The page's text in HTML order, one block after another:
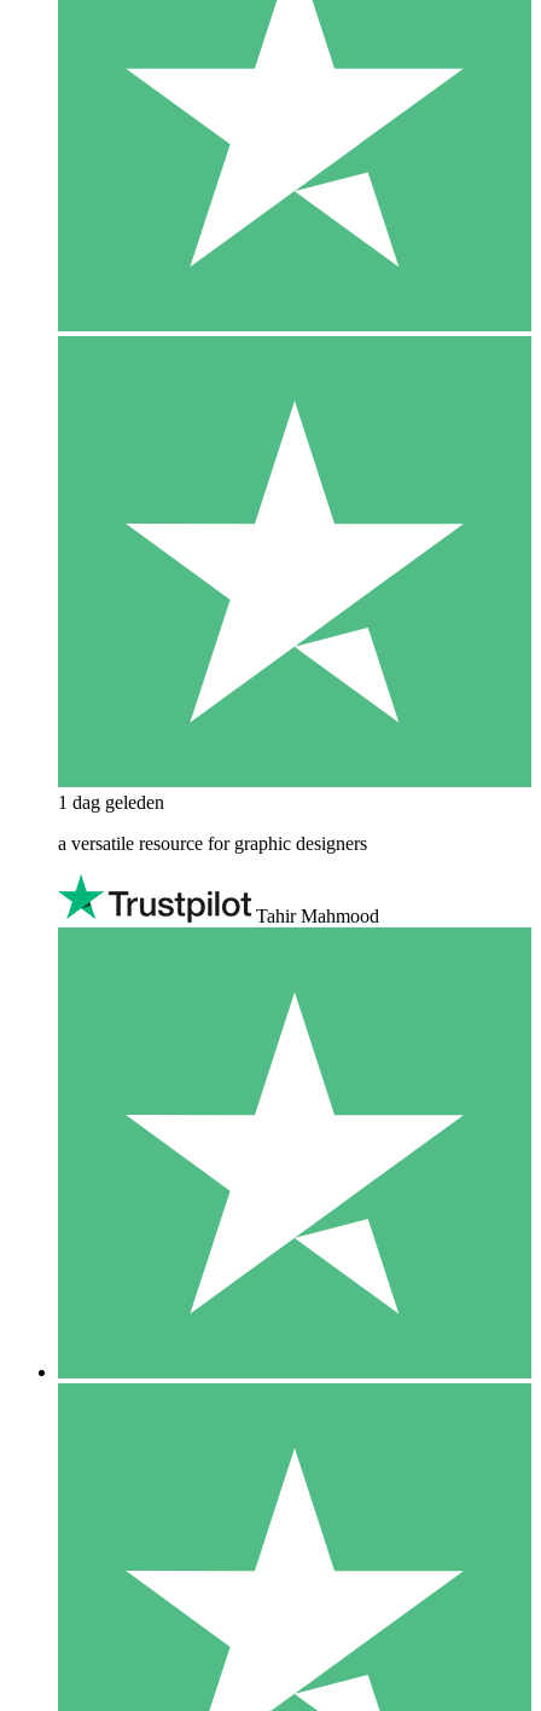
1 dag geleden
a versatile resource for graphic designers
Tahir Mahmood